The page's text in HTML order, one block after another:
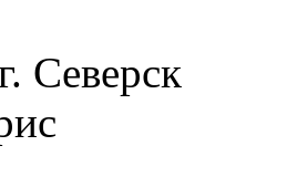
Северск